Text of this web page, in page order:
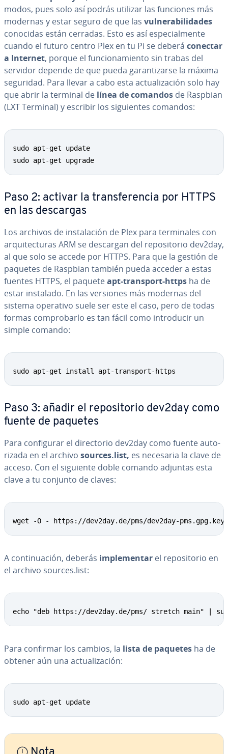
modos, pues solo así podrás utilizar las funciones más
modernas y estar seguro de que las vu­l­ne­ra­bi­li­da­des
conocidas están cerradas. Esto es así es­pe­cia­l­me­n­te
cuando el futuro centro Plex en tu Pi se deberá conectar
a Internet, porque el fu­n­cio­na­mie­n­to sin trabas del
servidor depende de que pueda ga­ra­n­ti­zar­se la máxima
seguridad. Para llevar a cabo esta ac­tua­li­za­ción solo hay
que abrir la terminal de línea de comandos de Raspbian
(LXT Terminal) y escribir los si­guie­n­tes comandos:
sudo apt-get update
sudo apt-get upgrade
Paso 2: activar la tra­n­s­fe­re­n­cia por HTTPS
en las descargas
Los archivos de in­s­ta­la­ción de Plex para te­r­mi­na­les con
ar­qui­te­c­tu­ras ARM se descargan del re­po­si­to­rio dev2day,
al que solo se accede por HTTPS. Para que la gestión de
paquetes de Raspbian también pueda acceder a estas
fuentes HTTPS, el paqueteapt-transport-https ha de
estar instalado. En las versiones más modernas del
sistema operativo suele ser este el caso, pero de todas
formas co­m­pro­bar­lo es tan fácil como in­tro­du­cir un
simple comando:
sudo apt-get install apt-transport-https
Paso 3: añadir el re­po­si­to­rio dev2day como
fuente de paquetes
Para co­n­fi­gu­rar el di­re­c­to­rio dev2day como fuente au­to­
ri­za­da en el archivo sources.list, es necesaria la clave de
acceso. Con el siguiente doble comando adjuntas esta
clave a tu conjunto de claves:
wget -O - https://dev2day.de/pms/dev2day-
A co­n­ti­nua­ción, deberás im­ple­me­n­tar el re­po­si­to­rio en
el archivo sources.list:
echo "deb https://dev2day.de/pms/ stretch main" |
Para confirmar los cambios, la lista de paquetes ha de
obtener aún una ac­tua­li­za­ción:
sudo apt-get update